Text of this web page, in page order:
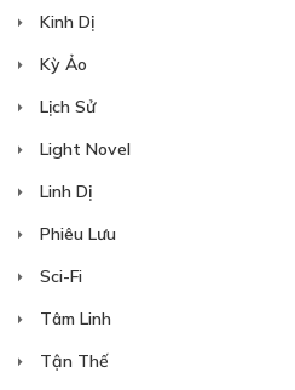
Kinh Dị
Kỳ Ảo
Lịch Sử
Light Novel
Linh Dị
Phiêu Lưu
Sci-Fi
Tâm Linh
Tận Thế